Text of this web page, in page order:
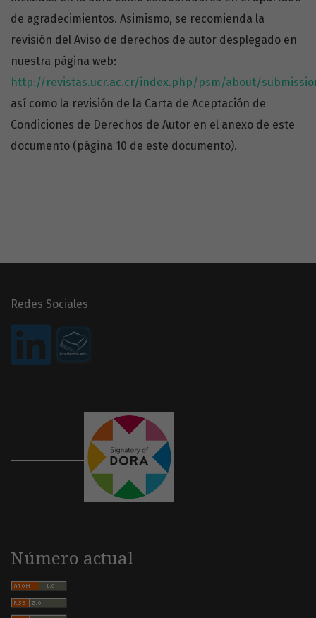
de agradecimientos. Asimismo, se recomienda la
revisión del Aviso de derechos de autor desplegado en
nuestra página web:
http://revistas.ucr.ac.cr/index.php/psm/about/
así como la revisión de la Carta de Aceptación de
Condiciones de Derechos de Autor en el anexo de este
documento (página 10 de este documento).
Redes Sociales
Número actual